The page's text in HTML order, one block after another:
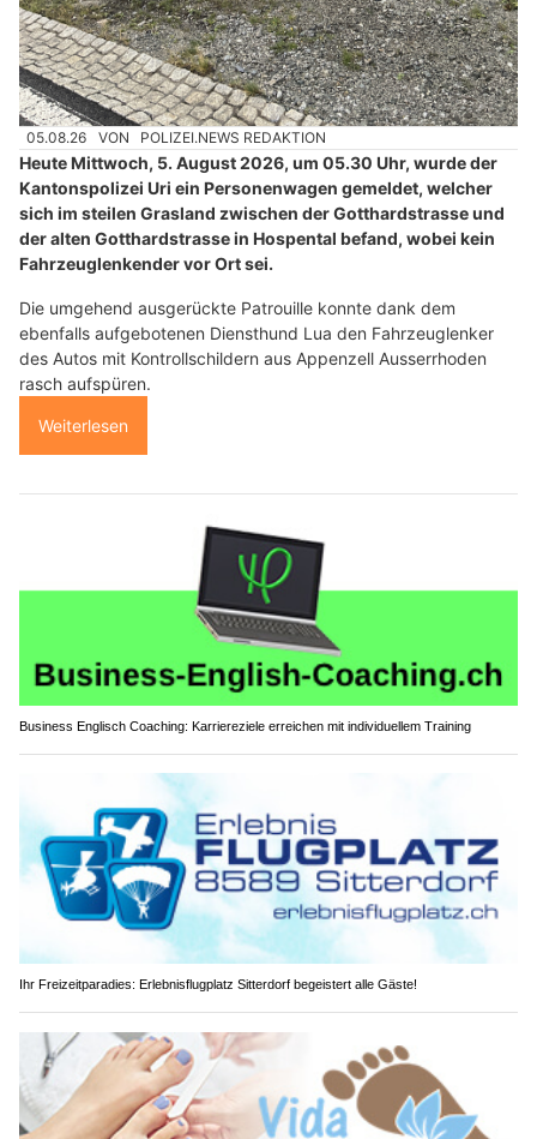
05.08.26 VON POLIZEI.NEWS REDAKTION
Heute Mittwoch, 5. August 2026, um 05.30 Uhr, wurde der
Kantonspolizei Uri ein Personenwagen gemeldet, welcher
sich im steilen Grasland zwischen der Gotthardstrasse und
der alten Gotthardstrasse in Hospental befand, wobei kein
Fahrzeuglenkender vor Ort sei.
Die umgehend ausgerückte Patrouille konnte dank dem
ebenfalls aufgebotenen Diensthund Lua den Fahrzeuglenker
des Autos mit Kontrollschildern aus Appenzell Ausserrhoden
rasch aufspüren.
Weiterlesen
Business Englisch Coaching: Karriereziele erreichen mit individuellem Training
Ihr Freizeitparadies: Erlebnisflugplatz Sitterdorf begeistert alle Gäste!